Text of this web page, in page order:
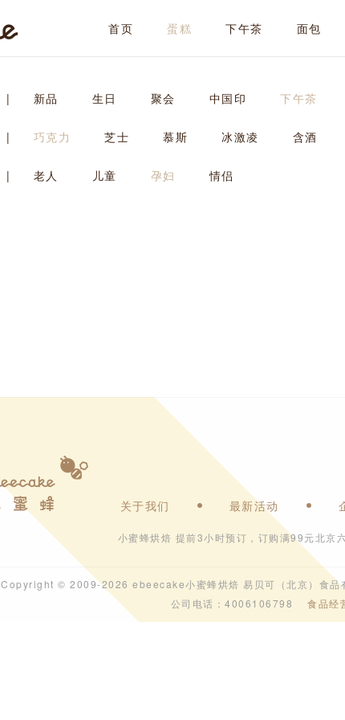
首页 蛋糕 下午茶 面包
| 新品 生日 聚会 中国印 下午茶
| 巧克力 芝士 慕斯 冰激凌 含酒
| 老人 儿童 孕妇 情侣
关于我们 最新活动
小蜜蜂烘焙 提前3小时预订，订购满99元北京
Copyright © 2009-2026 ebeecake小蜜蜂烘焙 易贝可（北京）食品
公司电话：4006106798食品经